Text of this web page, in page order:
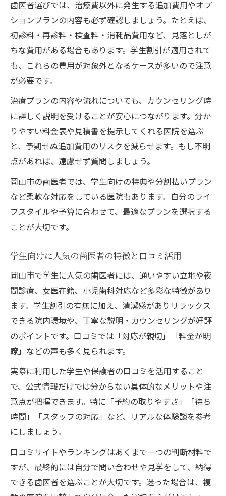
歯医者選びでは、治療費以外に発生する追加費用やオプ
ションプランの内容も必ず確認しましょう。たとえば、
初診料・再診料・検査料・消耗品費用など、見落としが
ちな費用がある場合もあります。学生割引が適用されて
も、これらの費用が対象外となるケースが多いので注意
が必要です。
治療プランの内容や流れについても、カウンセリング時
に詳しく説明を受けることが安心につながります。分か
りやすい料金表や見積書を提示してくれる医院を選ぶ
と、予期せぬ追加費用のリスクを減らせます。もし不明
点があれば、遠慮せず質問しましょう。
岡山市の歯医者では、学生向けの特典や分割払いプラン
など柔軟な対応をしている医院もあります。自分のライ
フスタイルや予算に合わせて、最適なプランを選択する
ことが大切です。
学生向けに人気の歯医者の特徴と口コミ活用
岡山市で学生に人気の歯医者には、通いやすい立地や夜
間診療、女医在籍、小児歯科対応など多彩な特徴があり
ます。学生割引の有無に加え、清潔感がありリラックス
できる院内環境や、丁寧な説明・カウンセリングが好評
のポイントです。口コミでは「対応が親切」「料金が明
瞭」などの声も多く見られます。
実際に利用した学生や保護者の口コミを活用すること
で、公式情報だけでは分からない具体的なメリットや注
意点が把握できます。特に「予約の取りやすさ」「待ち
時間」「スタッフの対応」など、リアルな体験談を参考
にしましょう。
口コミサイトやランキングはあくまで一つの判断材料で
すが、最終的には自分で問い合わせや見学をして、納得
できる歯医者を選ぶことが大切です。迷った場合は、複